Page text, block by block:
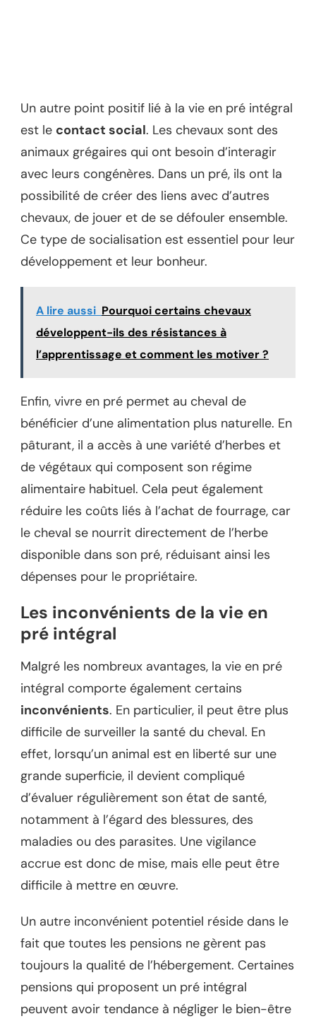
Un autre point positif lié à la vie en pré intégral
est le contact social. Les chevaux sont des
animaux grégaires qui ont besoin d’interagir
avec leurs congénères. Dans un pré, ils ont la
possibilité de créer des liens avec d’autres
chevaux, de jouer et de se défouler ensemble.
Ce type de socialisation est essentiel pour leur
développement et leur bonheur.
A lire aussi Pourquoi certains chevaux
développent-ils des résistances à
l’apprentissage et comment les motiver ?
Enfin, vivre en pré permet au cheval de
bénéficier d’une alimentation plus naturelle. En
pâturant, il a accès à une variété d’herbes et
de végétaux qui composent son régime
alimentaire habituel. Cela peut également
réduire les coûts liés à l’achat de fourrage, car
le cheval se nourrit directement de l’herbe
disponible dans son pré, réduisant ainsi les
dépenses pour le propriétaire.
Les inconvénients de la vie en
pré intégral
Malgré les nombreux avantages, la vie en pré
intégral comporte également certains
inconvénients. En particulier, il peut être plus
difficile de surveiller la santé du cheval. En
effet, lorsqu’un animal est en liberté sur une
grande superficie, il devient compliqué
d’évaluer régulièrement son état de santé,
notamment à l’égard des blessures, des
maladies ou des parasites. Une vigilance
accrue est donc de mise, mais elle peut être
difficile à mettre en œuvre.
Un autre inconvénient potentiel réside dans le
fait que toutes les pensions ne gèrent pas
toujours la qualité de l’hébergement. Certaines
pensions qui proposent un pré intégral
peuvent avoir tendance à négliger le bien-être